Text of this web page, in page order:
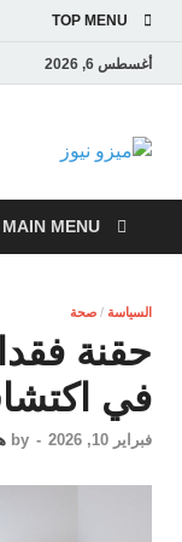
TOP MENU
أغسطس 6, 2026
MAIN MENU
السياسة / صحة
حقنة
في
فبراير 10, 2026 -
by